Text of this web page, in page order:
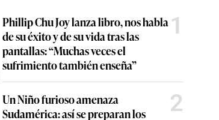
Phillip Chu Joy lanza libro, nos habla
de su éxito y de su vida tras las
pantallas: “Muchas veces el
sufrimiento también enseña”
1
Un Niño furioso amenaza
Sudamérica: así se preparan los
2